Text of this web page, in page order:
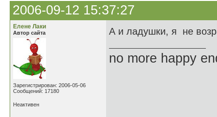
2006-09-12 15:37:27
Елене Лаки
Автор сайта
Зарегистрирован: 2006-05-06
Сообщений: 17180
А и ладушки, я не
no more happy
Неактивен